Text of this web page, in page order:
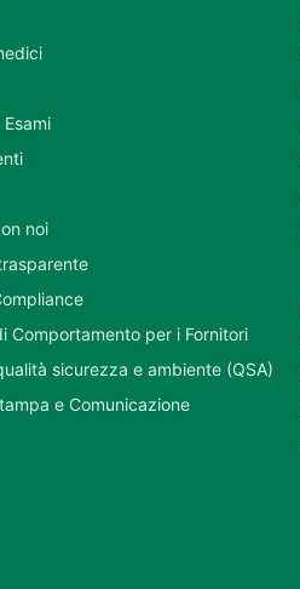
noi
Comportamento per i Fornitori
sicurezza e ambiente (QSA)
e Comunicazione